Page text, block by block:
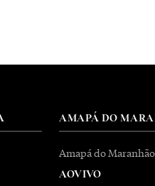
AMAPÁ DO
Amapá do Maranhão
AOVIVO